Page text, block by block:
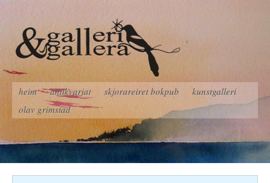
heim antikvariat skjorareiret bokpub
kunstgalleri
olav grimstad